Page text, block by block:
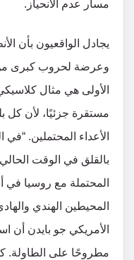
مسار عدم الانحياز.
يجادل الواقعيون بأن
وعرضة لحروب كبرى من
الأولى هي مثال
مستقرة جزئيًا، لأن كل
الأعداء المحتملين. “في
بالقلق في الوقت
المحتملة مع روسيا في
المحيطين الهندي
الأمريكي جو بايدن أن
مطروحًا على الطاولة.